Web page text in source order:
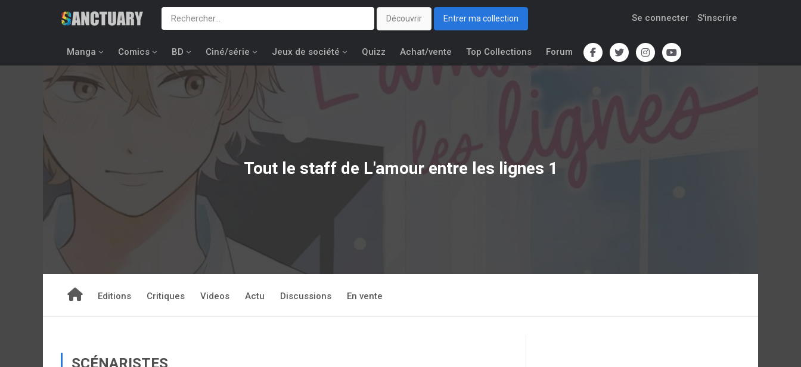
Découvrir Entrer ma collection Se connecter S'inscrire
Manga Comics BD Ciné/série Jeux de société Quizz Achat/vente Top Collections Forum
Tout le staff de L'amour entre les lignes 1
Editions Critiques Videos Actu Discussions En vente
SCÉNARISTES